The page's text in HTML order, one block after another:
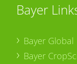
Bayer
Bayer Global
Bayer